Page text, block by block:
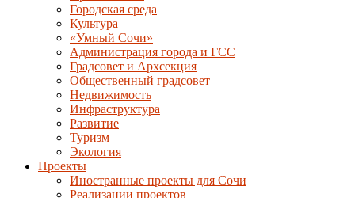
Городская среда
Культура
«Умный Сочи»
Администрация города и ГСС
Градсовет и Архсекция
Общественный градсовет
Недвижимость
Инфраструктура
Развитие
Туризм
Экология
Проекты
Иностранные проекты для Сочи
Реализации проектов